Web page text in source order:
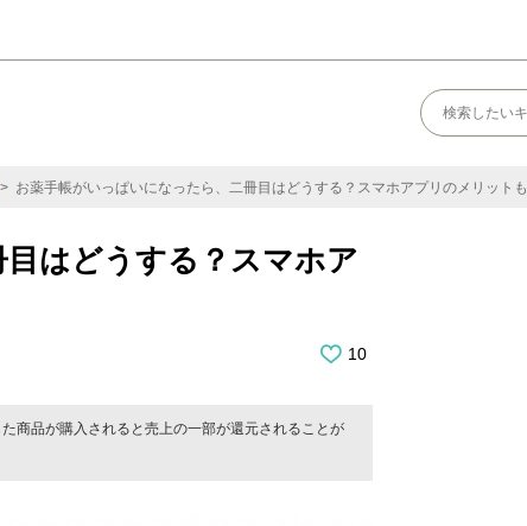
> お薬手帳がいっぱいになったら、二冊目はどうする？スマホアプリのメリットも
はどうする？スマホア
10
商品が購入されると売上の一部が還元されることが